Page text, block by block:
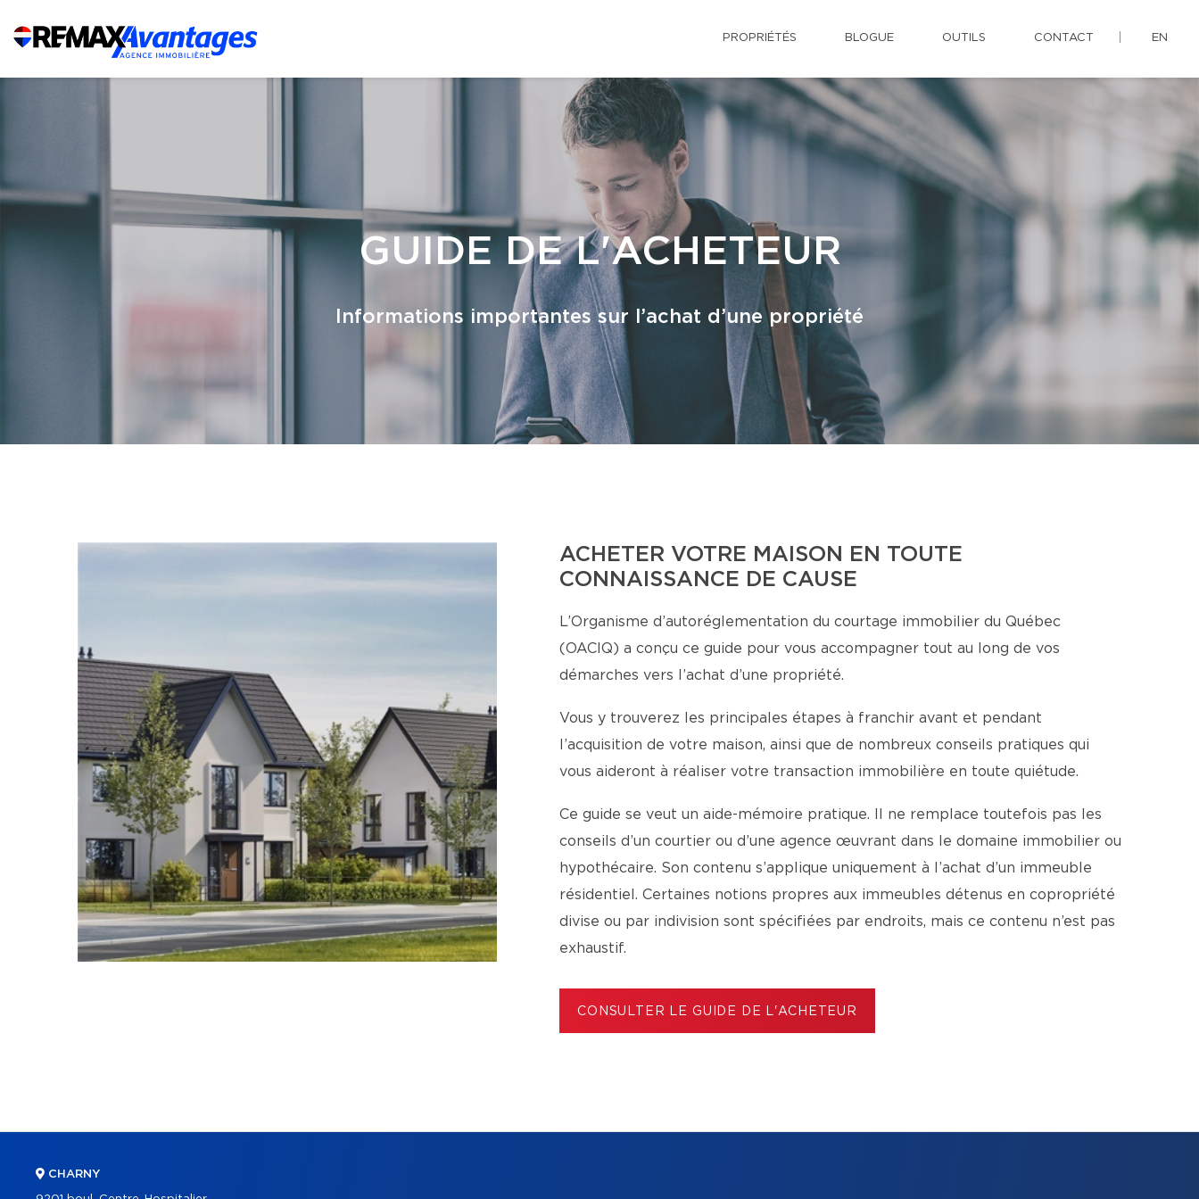
PROPRIÉTÉS BLOGUE OUTILS CONTACT EN
GUIDE DE L'ACHETEUR
Informations importantes sur l’achat d’une propriété
ACHETER VOTRE MAISON EN TOUTE
CONNAISSANCE DE CAUSE
L’Organisme d’autoréglementation du courtage immobilier du Québec
(OACIQ) a conçu ce guide pour vous accompagner tout au long de vos
démarches vers l’achat d’une propriété.
Vous y trouverez les principales étapes à franchir avant et pendant
l’acquisition de votre maison, ainsi que de nombreux conseils pratiques qui
vous aideront à réaliser votre transaction immobilière en toute quiétude.
Ce guide se veut un aide-mémoire pratique. Il ne remplace toutefois pas les
conseils d’un courtier ou d’une agence œuvrant dans le domaine immobilier ou
hypothécaire. Son contenu s’applique uniquement à l’achat d’un immeuble
résidentiel. Certaines notions propres aux immeubles détenus en copropriété
divise ou par indivision sont spécifiées par endroits, mais ce contenu n’est pas
exhaustif.
CONSULTER LE GUIDE DE L'ACHETEUR
CHARNY